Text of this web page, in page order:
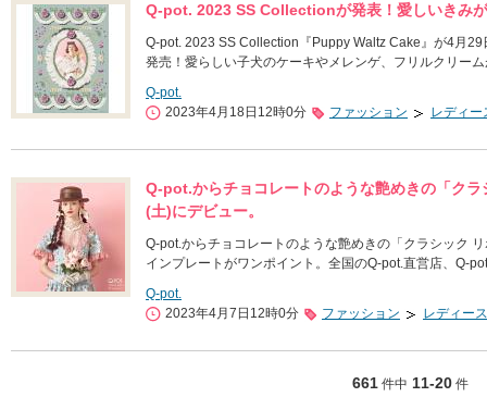
Q-pot. 2023 SS Collectionが発表！愛しいきみ
Q-pot. 2023 SS Collection『Puppy Waltz Cake』が4月
発売！愛らしい子犬のケーキやメレンゲ、フリルクリー
Q-pot.
2023年4月18日12時0分
ファッション レディー
Q-pot.からチョコレートのような艶めきの「ク
(土)にデビュー。
Q-pot.からチョコレートのような艶めきの「クラシック
インプレートがワンポイント。全国のQ-pot.直営店、Q-
Q-pot.
2023年4月7日12時0分
ファッション レディース
661件中 11-20件